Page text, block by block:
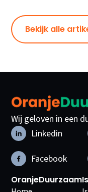
Bekijk alle
Wij geloven in een
Linkedin
Facebook
OranjeDuurzaam